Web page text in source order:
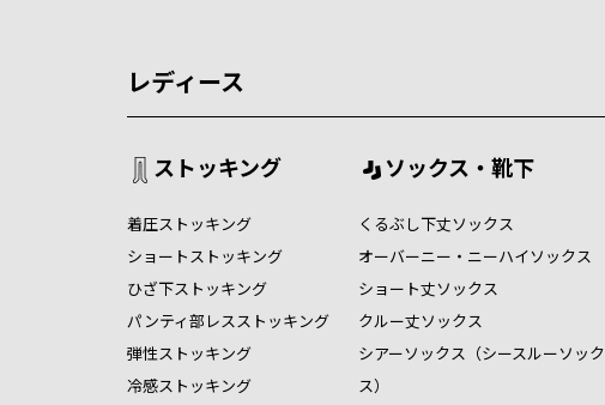
レディース
ストッキング
着圧ストッキング
ショートストッキング
ひざ下ストッキング
パンティ部レスストッキング
弾性ストッキング
冷感ストッキング
ソックス・靴下
くるぶし下丈ソックス
オーバーニー・ニーハイソックス
ショート丈ソックス
クルー丈ソックス
シアーソックス（シースルーソック
ス）